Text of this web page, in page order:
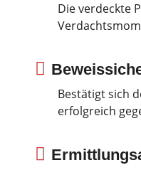
Die verdeckte
Bestätigt sich
erfolgreich